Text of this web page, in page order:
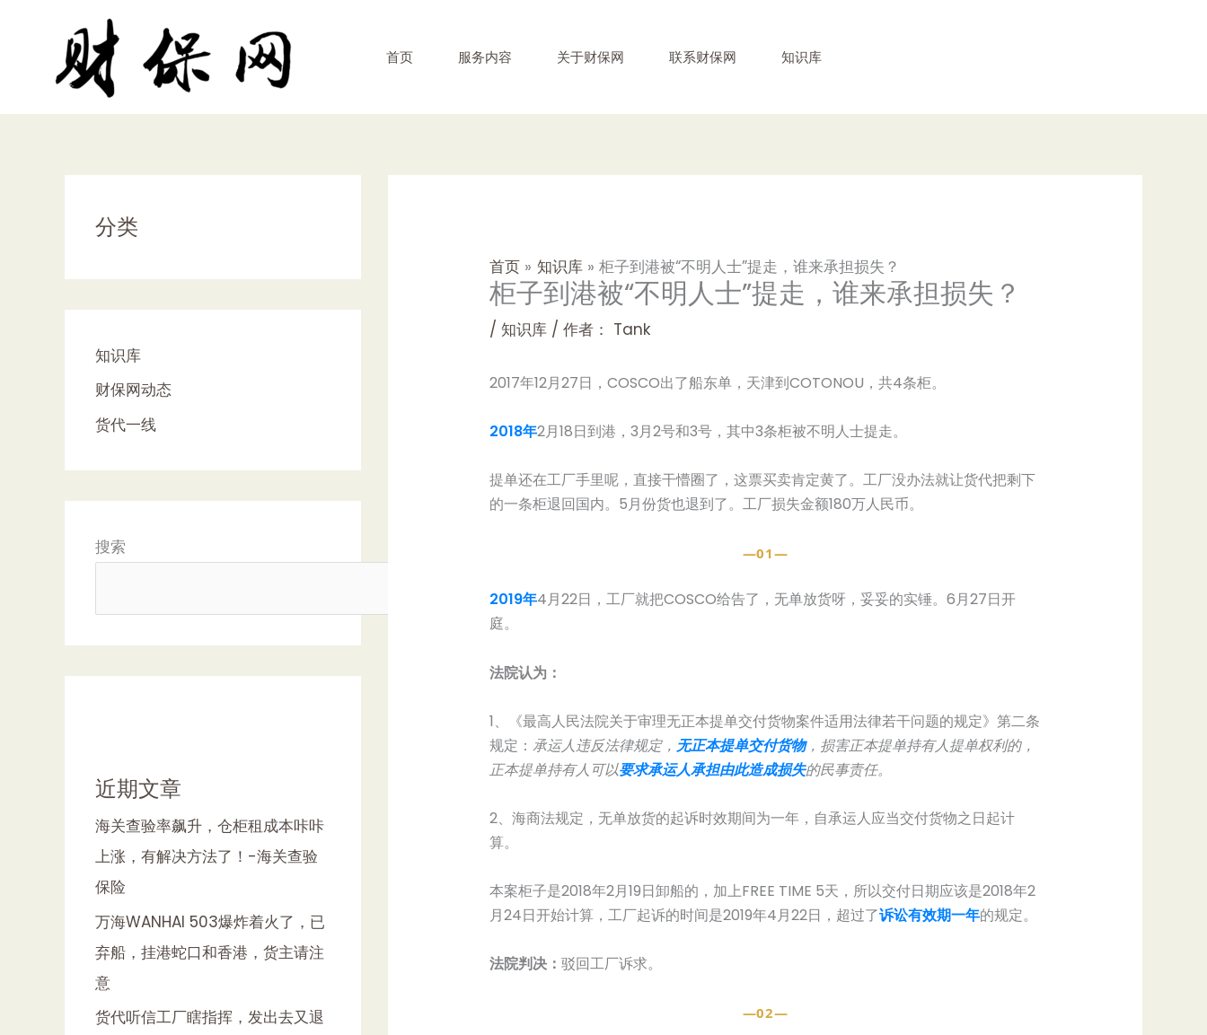
首页 服务内容 关于财保网 联系财保网 知识库
分类
知识库
财保网动态
货代一线
搜索
近期文章
海关查验率飙升，仓柜租成本咔咔
上涨，有解决方法了！-海关查验
保险
万海WANHAI 503爆炸着火了，已
弃船，挂港蛇口和香港，货主请注
意
货代听信工厂瞎指挥，发出去又退
首页 知识库 柜子到港被“不明人士”提走，谁来承担损失？
柜子到港被“不明人士”提走，谁来承担损失？
/知识库 / 作者： Tank
2017年12月27日，COSCO出了船东单，天津到COTONOU，共4条柜。
2018年2月18日到港，3月2号和3号，其中3条柜被不明人士提走。
提单还在工厂手里呢，直接干懵圈了，这票买卖肯定黄了。工厂没办法就让货代把剩下
的一条柜退回国内。5月份货也退到了。工厂损失金额180万人民币。
—01—
2019年4月22日，工厂就把COSCO给告了，无单放货呀，妥妥的实锤。6月27日开
庭。
法院认为：
1、《最高人民法院关于审理无正本提单交付货物案件适用法律若干问题的规定》第二条
规定：承运人违反法律规定，无正本提单交付货物，损害正本提单持有人提单权利的，
正本提单持有人可以要求承运人承担由此造成损失的民事责任。
2、海商法规定，无单放货的起诉时效期间为一年，自承运人应当交付货物之日起计
算。
本案柜子是2018年2月19日卸船的，加上FREE TIME 5天，所以交付日期应该是2018年2
月24日开始计算，工厂起诉的时间是2019年4月22日，超过了诉讼有效期一年的规定。
法院判决：驳回工厂诉求。
—02—